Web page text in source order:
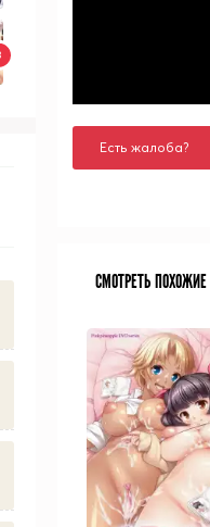
Есть жалоба?
СМОТРЕТЬ ПОХОЖИЕ